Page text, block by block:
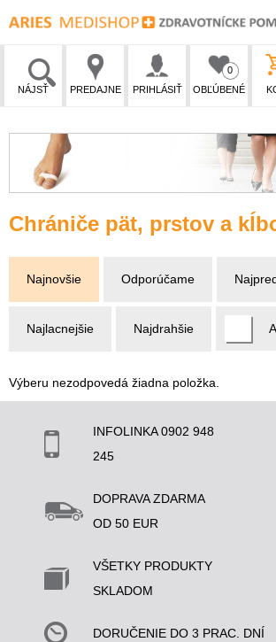
NÁJSŤ PREDAJNE PRIHLÁSIŤ OBĽÚBENÉ
0
Chrániče pät, prstov a
Najnovšie Odporúčame
Najlacnejšie Najdrahšie
Výberu nezodpovedá žiadna položka.
INFOLINKA 0902 948
245
DOPRAVA ZDARMA
OD 50 EUR
VŠETKY PRODUKTY
SKLADOM
DORUČENIE DO 3 PRAC. DNÍ